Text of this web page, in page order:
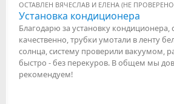
ОСТАВЛЕН ВЯЧЕСЛАВ И ЕЛЕНА (НЕ
Установка кондиционера
Благодарю за установку кондиционера,
качественно, трубки умотали в ленту
солнца, систему проверили вакуумом,
быстро - без перекуров. В общем мы
рекомендуем!